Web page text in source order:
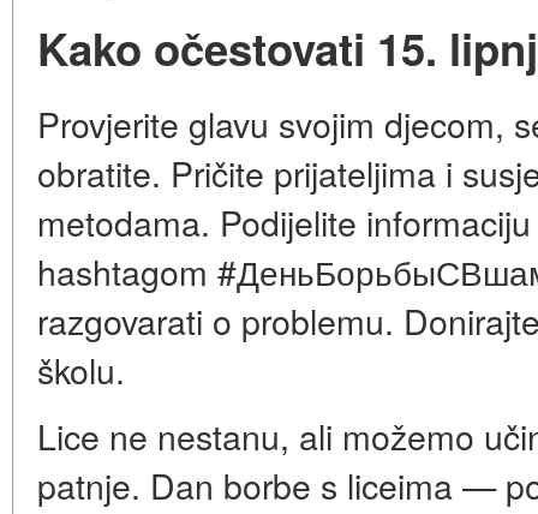
Kako očestovati 15.
Provjerite glavu svojim djecom,
obratite. Pričite prijateljima i
metodama. Podijelite
hashtagom
razgovarati o problemu.
školu.
Lice ne nestanu, ali možemo
patnje. Dan borbe s liceima —